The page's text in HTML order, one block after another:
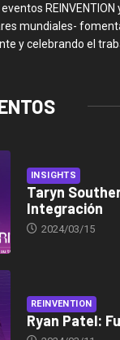
REINVENTION
mundiales-
y celebrando el
INSIGHTS
Taryn
Integración
2024/03/15
REINVENTION
Ryan Patel: